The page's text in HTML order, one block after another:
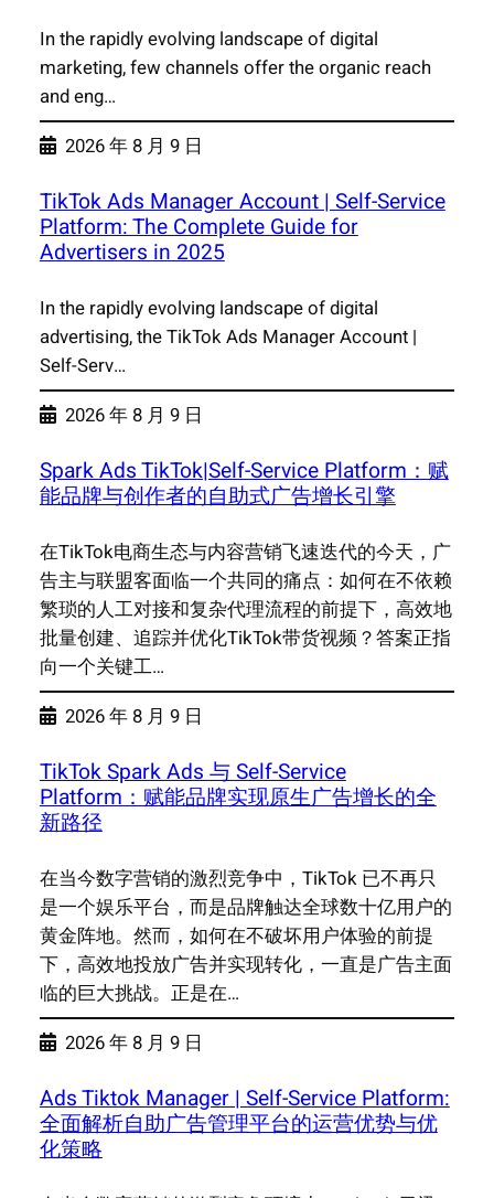
In the rapidly evolving landscape of digital
marketing, few channels offer the organic reach
and eng…
2026 年 8 月 9 日
TikTok Ads Manager Account | Self-Service
Platform: The Complete Guide for
Advertisers in 2025
In the rapidly evolving landscape of digital
advertising, the TikTok Ads Manager Account |
Self-Serv…
2026 年 8 月 9 日
Spark Ads TikTok|Self-Service Platform：赋
能品牌与创作者的自助式广告增长引擎
在TikTok电商生态与内容营销飞速迭代的今天，广
告主与联盟客面临一个共同的痛点：如何在不依赖
繁琐的人工对接和复杂代理流程的前提下，高效地
批量创建、追踪并优化TikTok带货视频？答案正指
向一个关键工…
2026 年 8 月 9 日
TikTok Spark Ads 与 Self-Service
Platform：赋能品牌实现原生广告增长的全
新路径
在当今数字营销的激烈竞争中，TikTok 已不再只
是一个娱乐平台，而是品牌触达全球数十亿用户的
黄金阵地。然而，如何在不破坏用户体验的前提
下，高效地投放广告并实现转化，一直是广告主面
临的巨大挑战。正是在…
2026 年 8 月 9 日
Ads Tiktok Manager | Self-Service Platform:
全面解析自助广告管理平台的运营优势与优
化策略